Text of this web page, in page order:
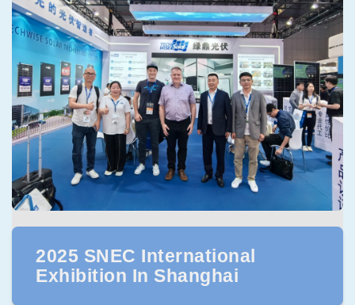
2025 SNEC International
Exhibition In Shanghai